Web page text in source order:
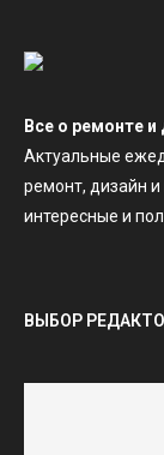
Все о ремонте и
Актуальные
ремонт, дизайн
интересные и
ВЫБОР